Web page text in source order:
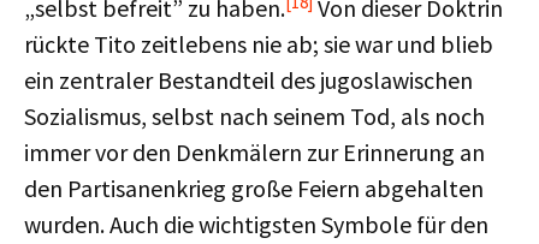
„selbst befreit” zu haben.
Von dieser Doktrin
rückte Tito zeitlebens nie ab; sie war und blieb
ein zentraler Bestandteil des jugoslawischen
Sozialismus, selbst nach seinem Tod, als noch
immer vor den Denkmälern zur Erinnerung an
den Partisanenkrieg große Feiern abgehalten
wurden. Auch die wichtigsten Symbole für den